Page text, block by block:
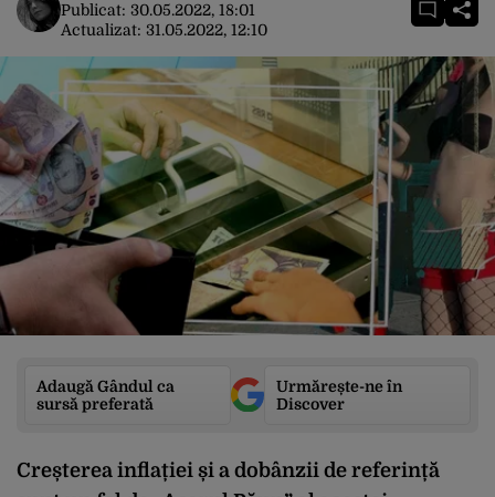
Publicat: 30.05.2022, 18:01
Actualizat: 31.05.2022, 12:10
Adaugă Gândul ca
sursă preferată
Urmărește-ne în
Discover
Creșterea inflației și a dobânzii de referință